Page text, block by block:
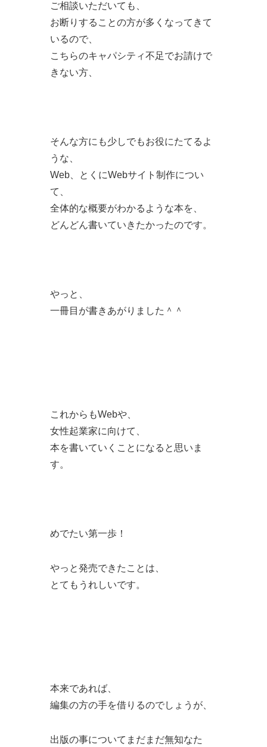
ご相談いただいても、
お断りすることの方が多くなってきて
いるので、
こちらのキャパシティ不足でお請けで
きない方、
そんな方にも少しでもお役にたてるよ
うな、
Web、とくにWebサイト制作につい
て、
全体的な概要がわかるような本を、
どんどん書いていきたかったのです。
やっと、
一冊目が書きあがりました＾＾
これからもWebや、
女性起業家に向けて、
本を書いていくことになると思いま
す。
めでたい第一歩！
やっと発売できたことは、
とてもうれしいです。
本来であれば、
編集の方の手を借りるのでしょうが、
出版の事についてまだまだ無知なた